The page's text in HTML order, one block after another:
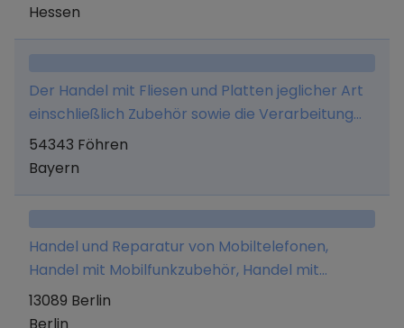
Hessen
Der Handel mit Fliesen und Platten jeglicher Art
einschließlich Zubehör sowie die Verarbeitung
dieser Produkte, - der Handel mit Sanitär-, Bad-,
Heizungs-, Klima- und Lüftungsartikeln jeglicher
Verarbeitung dieser Produkte, - der Handel mit
Bad-, Wohn- und Tischaccessoires jeglicher Art,
- der Vertrieb, der Handel und die Entwicklung
von EDV-Soft- und Hardware sowie die
Organisationsberatung, - das Speditions-,
54343 Föhren
Bayern
Handel und Reparatur von Mobiltelefonen,
Handel mit Mobilfunkzubehör, Handel mit
Elektrokleingeräten.
13089 Berlin